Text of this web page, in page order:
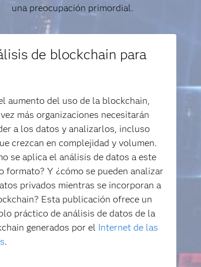
una preocupación primordial.
de blockchain para
aumento del uso de la blockchain,
más organizaciones necesitarán
a los datos y analizarlos, incluso
crezcan en complejidad y volumen.
se aplica el análisis de datos a este
formato? Y ¿cómo se pueden analizar
privados mientras se incorporan a
Esta publicación ofrece un
práctico de análisis de datos de la
generados por el Internet de las
.